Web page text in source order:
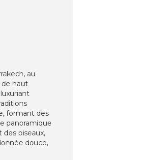
au
de haut
formant des
panoramique
oiseaux,
douce,